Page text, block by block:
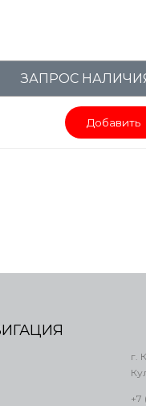
ЗАПРОС
Добавить
г.
+7